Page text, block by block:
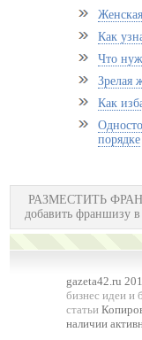
Как
Что
Зрелая
Как
порядке
РАЗМЕСТИТЬ
добавить франшизу в
gazeta42.ru
бизнес идеи и
статьи
наличии